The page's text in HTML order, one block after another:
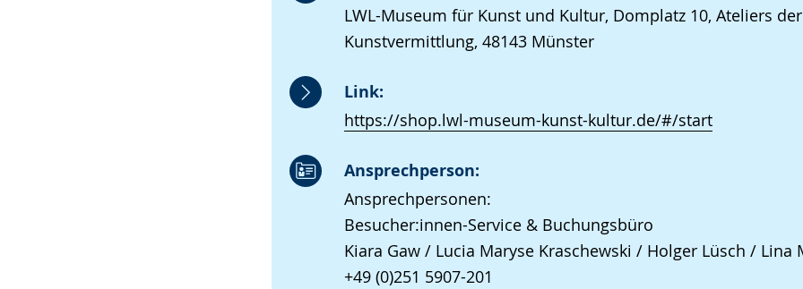
LWL-Museum für Kunst und Kultur, Domplatz 10, Ateliers der
Kunstvermittlung, 48143 Münster
Link:
https://shop.lwl-museum-kunst-kultur.de/#/start
Ansprechperson:
Ansprechpersonen:
Besucher:innen-Service & Buchungsbüro
Kiara Gaw / Lucia Maryse Kraschewski / Holger Lüsch / Lina
+49 (0)251 5907-201